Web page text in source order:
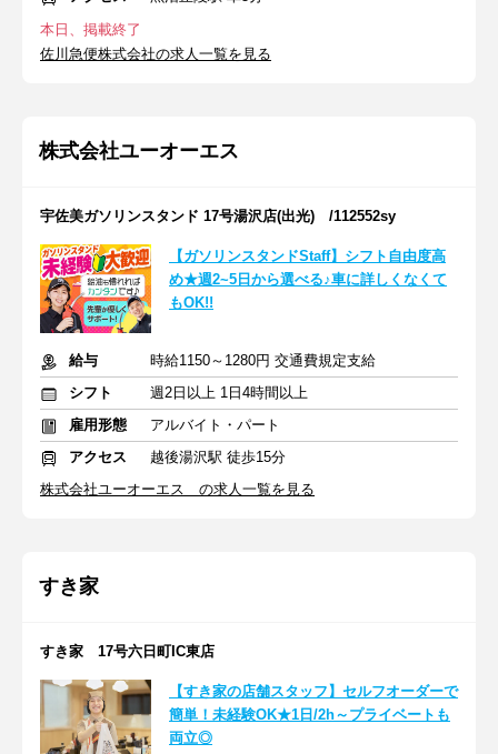
本日、掲載終了
佐川急便株式会社の求人一覧を見る
株式会社ユーオーエス
宇佐美ガソリンスタンド 17号湯沢店(出光) /112552sy
【ガソリンスタンドStaff】シフト自由度高
め★週2~5日から選べる♪車に詳しくなくて
もOK!!
給与
時給1150～1280円 交通費規定支給
シフト
週2日以上 1日4時間以上
雇用形態
アルバイト・パート
アクセス
越後湯沢駅 徒歩15分
株式会社ユーオーエス の求人一覧を見る
すき家
すき家 17号六日町IC東店
【すき家の店舗スタッフ】セルフオーダーで
簡単！未経験OK★1日/2h～プライベートも
両立◎